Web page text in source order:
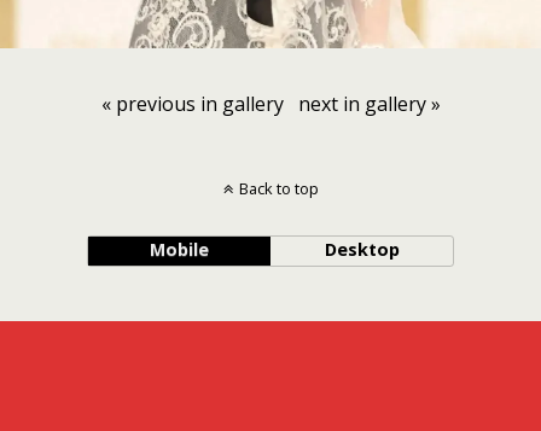
« previous in gallery next in gallery »
Back to top
Mobile Desktop